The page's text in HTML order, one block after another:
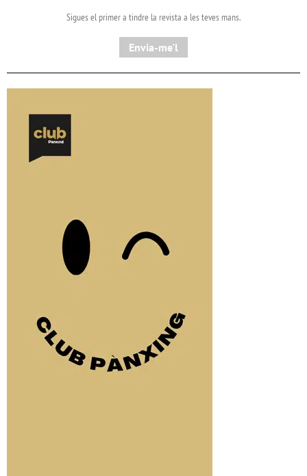
Sigues el primer a tindre la revista a les teves mans.
Envia-me'l